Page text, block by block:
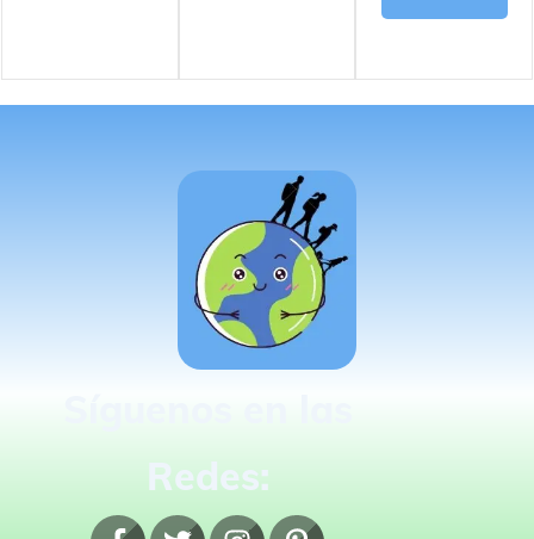
Redes: